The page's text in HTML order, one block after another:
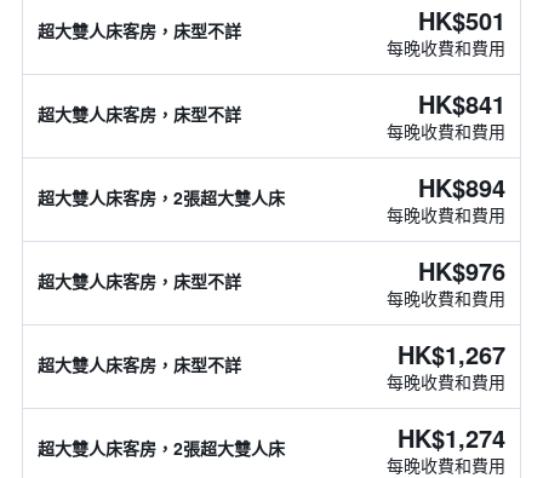
超大雙人床客房，床型不詳 HK$501
每晚收費和費用
超大雙人床客房，床型不詳 HK$841
每晚收費和費用
超大雙人床客房，2張超大雙人床 HK$894
每晚收費和費用
超大雙人床客房，床型不詳 HK$976
每晚收費和費用
超大雙人床客房，床型不詳 HK$1,267
每晚收費和費用
超大雙人床客房，2張超大雙人床 HK$1,274
每晚收費和費用